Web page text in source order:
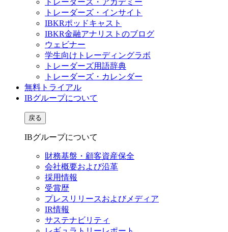
トレーダーズ・アカデミー
トレーダーズ・インサイト
IBKRポッドキャスト
IBKR金融アナリストのブログ
ウェビナー
学生向けトレーディングラボ
トレーダーズ用語辞典
トレーダーズ・カレンダー
無料トライアル
IBグループについて
戻る
IBグループについて
財務基盤・顧客資産保全
会社概要および沿革
採用情報
受賞歴
プレスリリースおよびメディア
IR情報
サステナビリティ